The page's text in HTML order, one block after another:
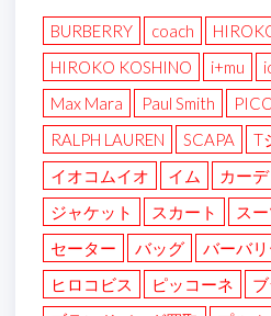
BURBERRY coach
HIROKO KOSHINO
i+mu
Max Mara
Paul Smith
RALPH LAUREN
SCAPA T
イオコムイオ
イム カー
ジャケット
スカート ス
セーター
バッグ バーバ
ヒロコビス
ピッコーネ